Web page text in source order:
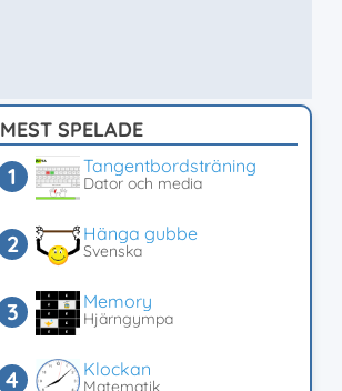
MEST SPELADE
Tangentbordsträning
Dator och media
Hänga gubbe
Svenska
Memory
Hjärngympa
Klockan
Matematik